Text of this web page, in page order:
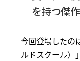
を持つ傑
今回登場したの
ルドスクール）